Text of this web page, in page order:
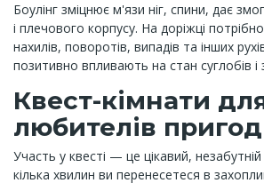
Боулінг зміцнює м'язи ніг, спини, дає
і плечового корпусу. На доріжці
нахилів, поворотів, випадів та інших
позитивно впливають на стан суглобів і
Квест-кімнати
любителів пригод
Участь у квесті — це цікавий,
кілька хвилин ви перенесетеся в